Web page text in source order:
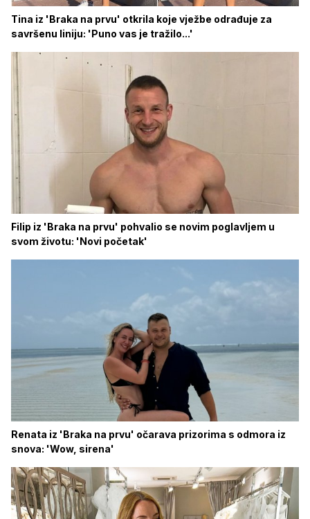
Tina iz 'Braka na prvu' otkrila koje vježbe odrađuje za
savršenu liniju: 'Puno vas je tražilo...'
Filip iz 'Braka na prvu' pohvalio se novim poglavljem u
svom životu: 'Novi početak'
Renata iz 'Braka na prvu' očarava prizorima s odmora iz
snova: 'Wow, sirena'